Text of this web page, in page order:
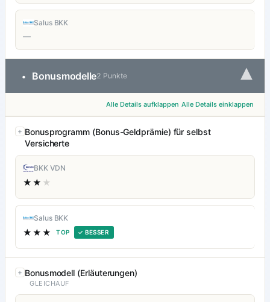
Salus BKK
—
• Bonusmodelle2 Punkte ▾
Alle Details aufklappen Alle Details einklappen
Bonusprogramm (Bonus-Geldprämie) für selbst
Versicherte
BKK VDN
★★ ★
Salus BKK
★★★ TOP ✓ BESSER
Bonusmodell (Erläuterungen)
GLEICHAUF